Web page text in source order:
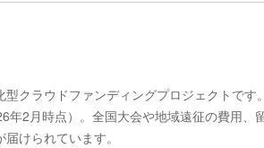
クラウドファンディングプロジェクトです
年2月時点）。全国大会や地域遠征の費用、
けられています。